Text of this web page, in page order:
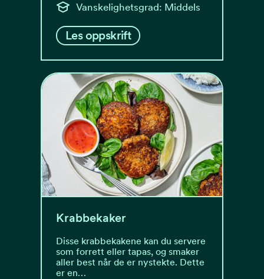
Vanskelighetsgrad: Middels
Les oppskrift
Krabbekaker
Disse krabbekakene kan du servere
som forrett eller tapas, og smaker
aller best når de er nystekte. Dette
er en…